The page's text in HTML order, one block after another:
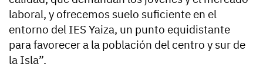
laboral, y ofrecemos suelo suficiente en el
entorno del IES Yaiza, un punto equidistante
para favorecer a la población del centro y sur de
la Isla”.